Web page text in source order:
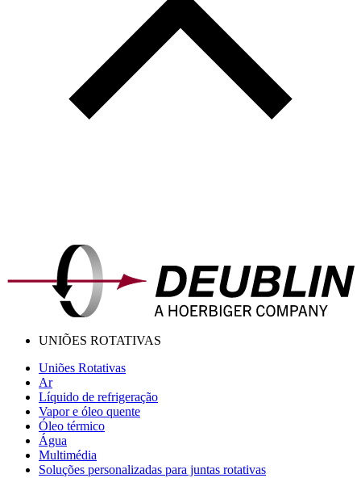
UNIÕES ROTATIVAS
Uniões Rotativas
Ar
Líquido de refrigeração
Vapor e óleo quente
Óleo térmico
Água
Multimédia
Soluções personalizadas para juntas rotativas